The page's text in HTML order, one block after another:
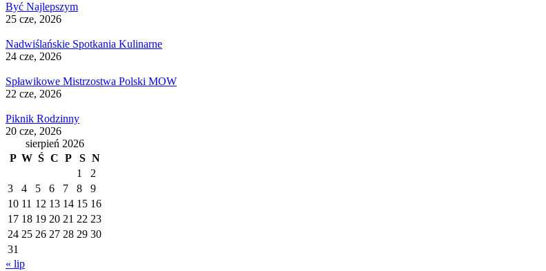
Być Najlepszym
25 cze, 2026
Nadwiślańskie Spotkania Kulinarne
24 cze, 2026
Spławikowe Mistrzostwa Polski MOW
22 cze, 2026
Piknik Rodzinny
20 cze, 2026
sierpień 2026
P W Ś C P S N
1
2
3
4 5 6 7 8
9
10 11 12 13 14 15 16
17 18 19 20 21 22 23
24 25 26 27 28 29 30
31
« lip